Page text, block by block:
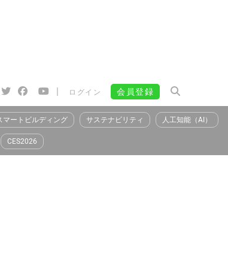
| ログイン 会員登録
マートビルディング サステナビリティ 人工知能（AI）
CES2026